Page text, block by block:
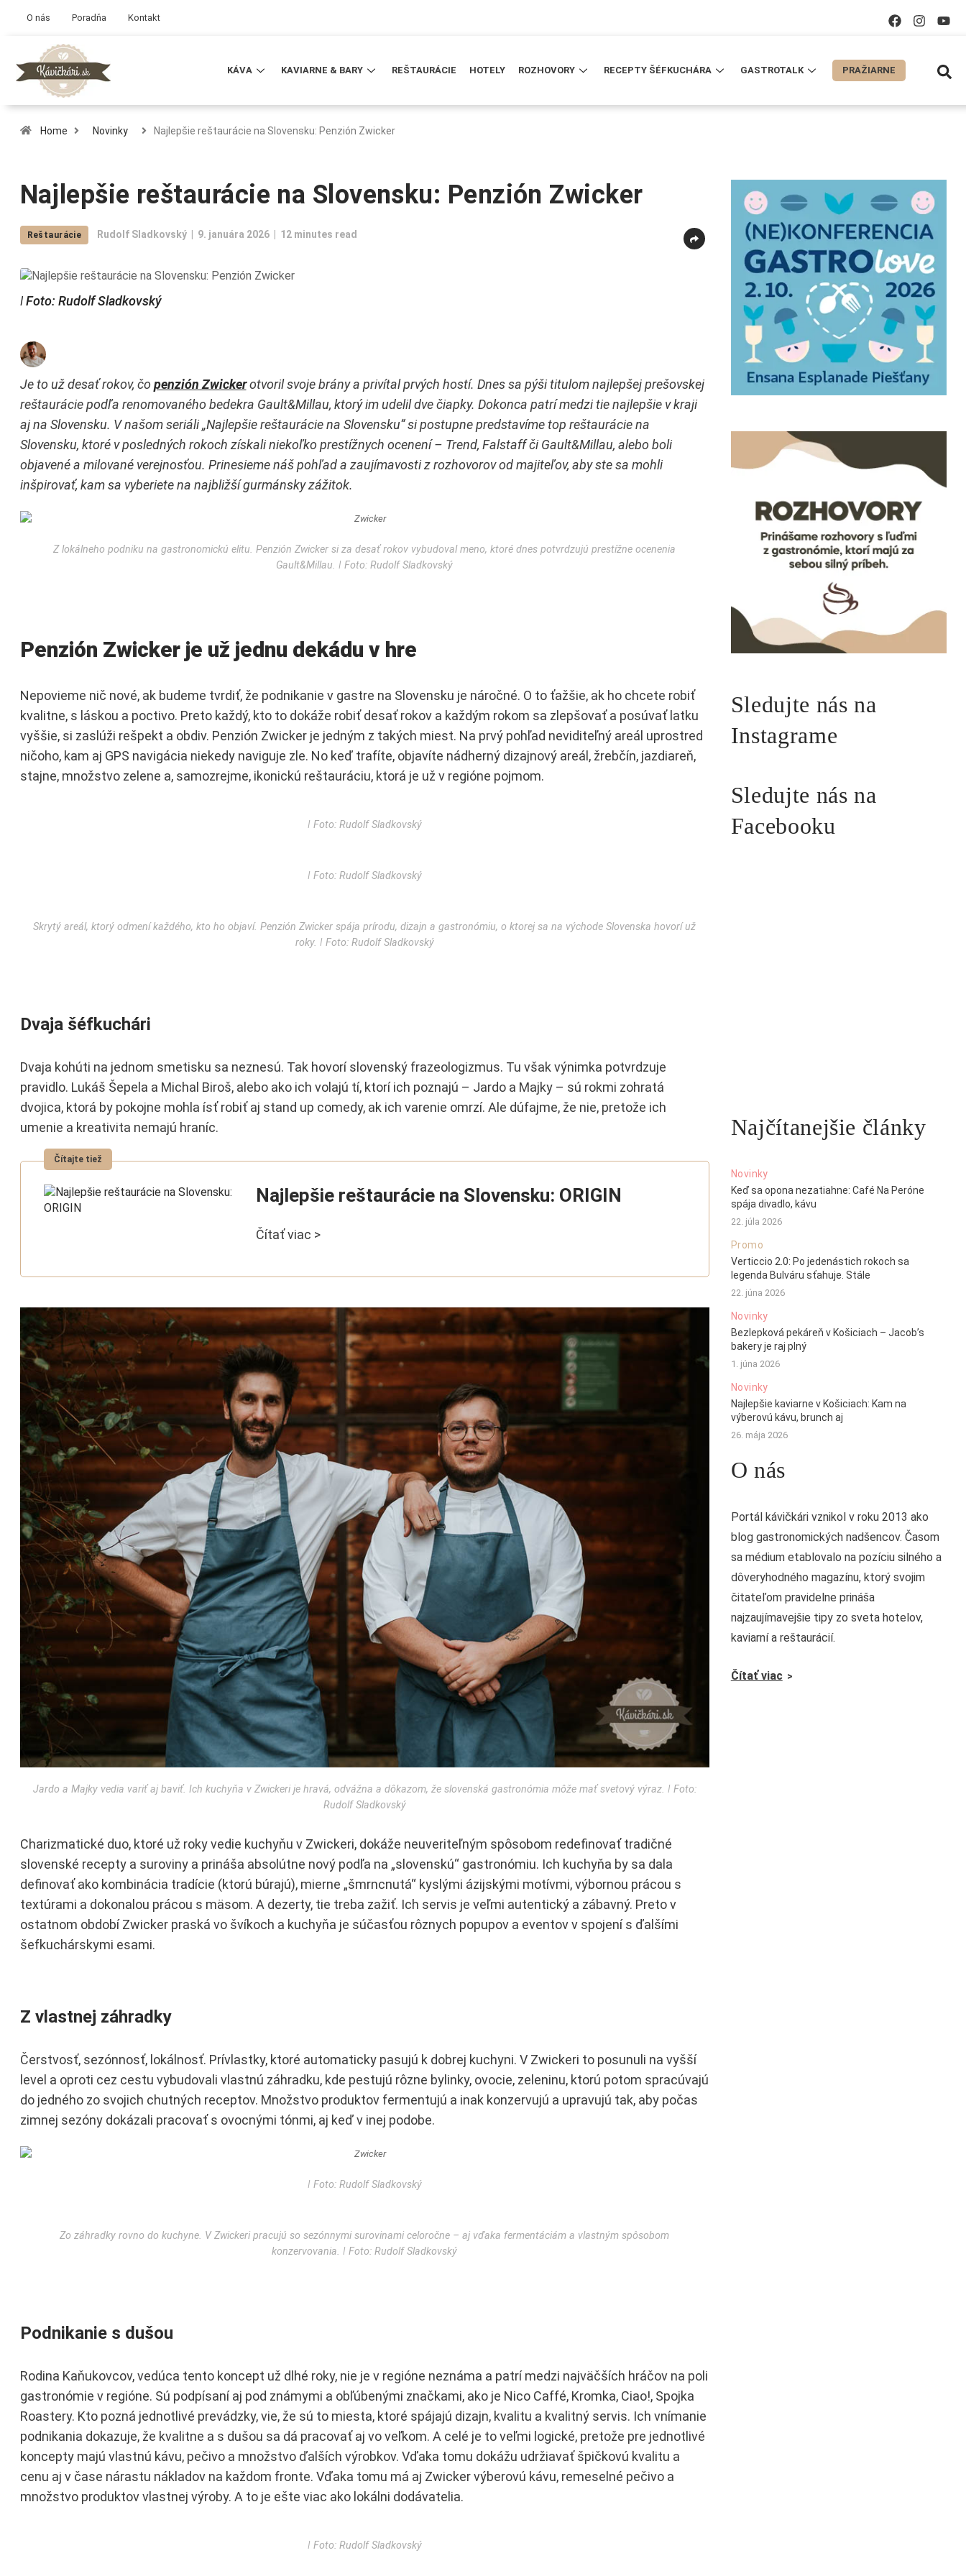
O nás Poradňa Kontakt
KÁVA KAVIARNE & BARY REŠTAURÁCIE HOTELY ROZHOVORY RECEPTY ŠÉFKUCHÁRA GASTROTALK PRAŽIARNE
Home Novinky Najlepšie reštaurácie na Slovensku: Penzión Zwicker
Najlepšie reštaurácie na Slovensku: Penzión Zwicker
Reštaurácie Rudolf Sladkovský 9. januára 2026 12 minutes read
ǀ Foto: Rudolf Sladkovský
Je to už desať rokov, čo penzión Zwickerotvoril svoje brány a privítal prvých hostí. Dnes sa pýši titulom najlepšej prešovskej
reštaurácie podľa renomovaného bedekra Gault&Millau, ktorý im udelil dve čiapky. Dokonca patrí medzi tie najlepšie v kraji
aj na Slovensku. V našom seriáli „Najlepšie reštaurácie na Slovensku“ si postupne predstavíme top reštaurácie na
Slovensku, ktoré v posledných rokoch získali niekoľko prestížnych ocenení – Trend, Falstaff či Gault&Millau, alebo boli
objavené a milované verejnosťou. Prinesieme náš pohľad a zaujímavosti z rozhovorov od majiteľov, aby ste sa mohli
inšpirovať, kam sa vyberiete na najbližší gurmánsky zážitok.
Z lokálneho podniku na gastronomickú elitu. Penzión Zwicker si za desať rokov vybudoval meno, ktoré dnes potvrdzujú prestížne ocenenia
Gault&Millau. ǀ Foto: Rudolf Sladkovský
Penzión Zwicker je už jednu dekádu v hre
Nepovieme nič nové, ak budeme tvrdiť, že podnikanie v gastre na Slovensku je náročné. O to ťažšie, ak ho chcete robiť
kvalitne, s láskou a poctivo. Preto každý, kto to dokáže robiť desať rokov a každým rokom sa zlepšovať a posúvať latku
vyššie, si zaslúži rešpekt a obdiv. Penzión Zwicker je jedným z takých miest. Na prvý pohľad neviditeľný areál uprostred
ničoho, kam aj GPS navigácia niekedy naviguje zle. No keď trafíte, objavíte nádherný dizajnový areál, žrebčín, jazdiareň,
stajne, množstvo zelene a, samozrejme, ikonickú reštauráciu, ktorá je už v regióne pojmom.
ǀ Foto: Rudolf Sladkovský
ǀ Foto: Rudolf Sladkovský
Skrytý areál, ktorý odmení každého, kto ho objaví. Penzión Zwicker spája prírodu, dizajn a gastronómiu, o ktorej sa na východe Slovenska hovorí už
roky. ǀ Foto: Rudolf Sladkovský
Dvaja šéfkuchári
Dvaja kohúti na jednom smetisku sa neznesú. Tak hovorí slovenský frazeologizmus. Tu však výnimka potvrdzuje
pravidlo. Lukáš Šepela a Michal Biroš, alebo ako ich volajú tí, ktorí ich poznajú – Jardo a Majky – sú rokmi zohratá
dvojica, ktorá by pokojne mohla ísť robiť aj stand up comedy, ak ich varenie omrzí. Ale dúfajme, že nie, pretože ich
umenie a kreativita nemajú hraníc.
Najlepšie reštaurácie na Slovensku: ORIGIN
Čítať viac >
Jardo a Majky vedia variť aj baviť. Ich kuchyňa v Zwickeri je hravá, odvážna a dôkazom, že slovenská gastronómia môže mať svetový výraz. ǀ Foto:
Rudolf Sladkovský
Charizmatické duo, ktoré už roky vedie kuchyňu v Zwickeri, dokáže neuveriteľným spôsobom redefinovať tradičné
slovenské recepty a suroviny a prináša absolútne nový podľa na „slovenskú“ gastronómiu. Ich kuchyňa by sa dala
definovať ako kombinácia tradície (ktorú búrajú), mierne „šmrncnutá“ kyslými ázijskými motívmi, výbornou prácou s
textúrami a dokonalou prácou s mäsom. A dezerty, tie treba zažiť. Ich servis je veľmi autentický a zábavný. Preto v
ostatnom období Zwicker praská vo švíkoch a kuchyňa je súčasťou rôznych popupov a eventov v spojení s ďalšími
šefkuchárskymi esami.
Z vlastnej záhradky
Čerstvosť, sezónnosť, lokálnosť. Prívlastky, ktoré automaticky pasujú k dobrej kuchyni. V Zwickeri to posunuli na vyšší
level a oproti cez cestu vybudovali vlastnú záhradku, kde pestujú rôzne bylinky, ovocie, zeleninu, ktorú potom spracúvajú
do jedného zo svojich chutných receptov. Množstvo produktov fermentujú a inak konzervujú a upravujú tak, aby počas
zimnej sezóny dokázali pracovať s ovocnými tónmi, aj keď v inej podobe.
ǀ Foto: Rudolf Sladkovský
Zo záhradky rovno do kuchyne. V Zwickeri pracujú so sezónnymi surovinami celoročne – aj vďaka fermentáciám a vlastným spôsobom
konzervovania. ǀ Foto: Rudolf Sladkovský
Podnikanie s dušou
Rodina Kaňukovcov, vedúca tento koncept už dlhé roky, nie je v regióne neznáma a patrí medzi najväčších hráčov na poli
gastronómie v regióne. Sú podpísaní aj pod známymi a obľúbenými značkami, ako je Nico Caffé, Kromka, Ciao!, Spojka
Roastery. Kto pozná jednotlivé prevádzky, vie, že sú to miesta, ktoré spájajú dizajn, kvalitu a kvalitný servis. Ich vnímanie
podnikania dokazuje, že kvalitne a s dušou sa dá pracovať aj vo veľkom. A celé je to veľmi logické, pretože pre jednotlivé
koncepty majú vlastnú kávu, pečivo a množstvo ďalších výrobkov. Vďaka tomu dokážu udržiavať špičkovú kvalitu a
cenu aj v čase nárastu nákladov na každom fronte. Vďaka tomu má aj Zwicker výberovú kávu, remeselné pečivo a
množstvo produktov vlastnej výroby. A to je ešte viac ako lokálni dodávatelia.
ǀ Foto: Rudolf Sladkovský
Sledujte nás na
Instagrame
Sledujte nás na
Facebooku
Najčítanejšie články
Novinky
Keď sa opona nezatiahne: Café Na Peróne
spája divadlo, kávu
22. júla 2026
Promo
Verticcio 2.0: Po jedenástich rokoch sa
legenda Bulváru sťahuje. Stále
22. júna 2026
Novinky
Bezlepková pekáreň v Košiciach – Jacob’s
bakery je raj plný
1. júna 2026
Novinky
Najlepšie kaviarne v Košiciach: Kam na
výberovú kávu, brunch aj
26. mája 2026
O nás
Portál kávičkári vznikol v roku 2013 ako
blog gastronomických nadšencov. Časom
sa médium etablovalo na pozíciu silného a
dôveryhodného magazínu, ktorý svojim
čitateľom pravidelne prináša
najzaujímavejšie tipy zo sveta hotelov,
kaviarní a reštaurácií.
Čítať viac